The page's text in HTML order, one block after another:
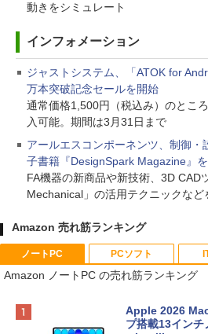
動きをシミュレート
インフォメーション
ジャストシステム、「ATOK for
万本突破記念セールを開始
通常価格1,500円（税込み）のとこ
入可能。期間は3月31日まで
アールエスコンポーネンツ、制御・
子書籍『DesignSpark Magazine』を
FA機器の新商品や新技術、3D CAD
Mechanical」の活用テクニックなど
Amazon 売れ筋ランキング
ノートPC
Amazon ノートPC の売れ筋ランキング
Apple 2026
プ搭載13イン
PCソフト